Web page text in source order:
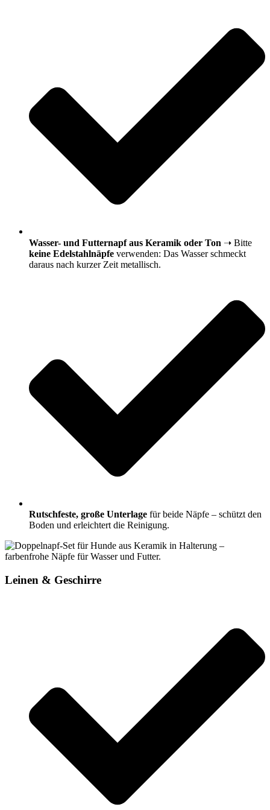
Wasser- und Futternapf aus Keramik oder Ton ➝ Bitte
keine Edelstahlnäpfe verwenden: Das Wasser schmeckt
daraus nach kurzer Zeit metallisch.
Rutschfeste, große Unterlage für beide Näpfe – schützt den
Boden und erleichtert die Reinigung.
Leinen & Geschirre